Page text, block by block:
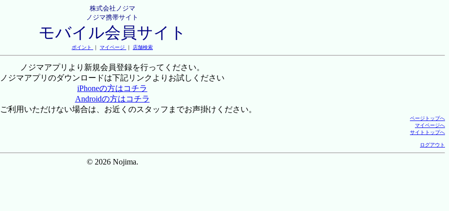
株式会社ノジマ
ノジマ携帯サイト
モバイル会員サイト
ポイント ｜ マイページ ｜ 店舗検索
ノジマアプリより新規会員登録を行ってください。
ノジマアプリのダウンロードは下記リンクよりお試しください
iPhoneの方はコチラ
Androidの方はコチラ
利用いただけない場合は、お近くのスタッフまでお声掛けください。
ページトップへ
マイページへ
サイトトップへ
ログアウト
© 2026 Nojima.